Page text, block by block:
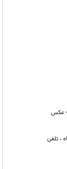
+ عکس
، تلفن